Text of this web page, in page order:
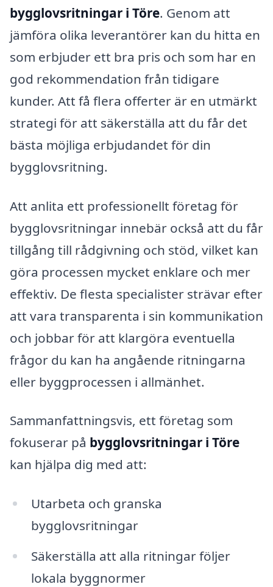
bygglovsritningar i Töre. Genom att
jämföra olika leverantörer kan du hitta en
som erbjuder ett bra pris och som har en
god rekommendation från tidigare
kunder. Att få flera offerter är en utmärkt
strategi för att säkerställa att du får det
bästa möjliga erbjudandet för din
bygglovsritning.
Att anlita ett professionellt företag för
bygglovsritningar innebär också att du får
tillgång till rådgivning och stöd, vilket kan
göra processen mycket enklare och mer
effektiv. De flesta specialister strävar efter
att vara transparenta i sin kommunikation
och jobbar för att klargöra eventuella
frågor du kan ha angående ritningarna
eller byggprocessen i allmänhet.
Sammanfattningsvis, ett företag som
fokuserar på bygglovsritningar i Töre
kan hjälpa dig med att:
Utarbeta och granska
bygglovsritningar
Säkerställa att alla ritningar följer
lokala byggnormer